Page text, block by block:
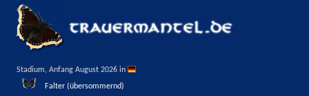
Stadium, Anfang August 2026 in
Falter (übersommernd)